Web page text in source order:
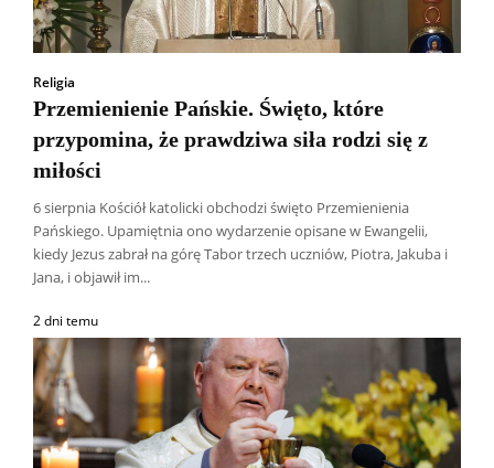
Religia
Przemienienie Pańskie. Święto, które
przypomina, że prawdziwa siła rodzi się z
miłości
6 sierpnia Kościół katolicki obchodzi święto Przemienienia
Pańskiego. Upamiętnia ono wydarzenie opisane w Ewangelii,
kiedy Jezus zabrał na górę Tabor trzech uczniów, Piotra, Jakuba i
Jana, i objawił im...
2 dni temu